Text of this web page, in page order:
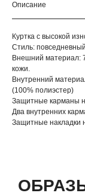
Описание
Куртка с высокой
Стиль:
Внешний материал:
кожи.
Внутренний
(100% полиэстер)
Защитные карманы
Два внутренних
Защитные накладки